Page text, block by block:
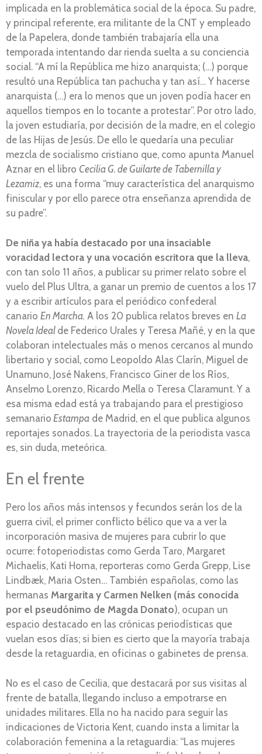
implicada en la problemática social de la época. Su padre,
y principal referente, era militante de la CNT y empleado
de la Papelera, donde también trabajaría ella una
temporada intentando dar rienda suelta a su conciencia
social. “A mí la República me hizo anarquista; (…) porque
resultó una República tan pachucha y tan así… Y hacerse
anarquista (…) era lo menos que un joven podía hacer en
aquellos tiempos en lo tocante a protestar”. Por otro lado,
la joven estudiaría, por decisión de la madre, en el colegio
de las Hijas de Jesús. De ello le quedaría una peculiar
mezcla de socialismo cristiano que, como apunta Manuel
Aznar en el libro Cecilia G. de Guilarte de Tabernilla y
Lezamiz, es una forma “muy característica del anarquismo
finiscular y por ello parece otra enseñanza aprendida de
su padre”.
De niña ya había destacado por una insaciable
voracidad lectora y una vocación escritora que la lleva,
con tan solo 11 años, a publicar su primer relato sobre el
vuelo del Plus Ultra, a ganar un premio de cuentos a los 17
y a escribir artículos para el periódico confederal
canario En Marcha. A los 20 publica relatos breves en La
Novela Ideal de Federico Urales y Teresa Mañé, y en la que
colaboran intelectuales más o menos cercanos al mundo
libertario y social, como Leopoldo Alas Clarín, Miguel de
Unamuno, José Nakens, Francisco Giner de los Ríos,
Anselmo Lorenzo, Ricardo Mella o Teresa Claramunt. Y a
esa misma edad está ya trabajando para el prestigioso
semanario Estampa de Madrid, en el que publica algunos
reportajes sonados. La trayectoria de la periodista vasca
es, sin duda, meteórica.
En el frente
Pero los años más intensos y fecundos serán los de la
guerra civil, el primer conflicto bélico que va a ver la
incorporación masiva de mujeres para cubrir lo que
ocurre: fotoperiodistas como Gerda Taro, Margaret
Michaelis, Kati Horna, reporteras como Gerda Grepp, Lise
Lindbæk, Maria Osten… También españolas, como las
hermanas Margarita y Carmen Nelken (más conocida
por el pseudónimo de Magda Donato), ocupan un
espacio destacado en las crónicas periodísticas que
vuelan esos días; si bien es cierto que la mayoría trabaja
desde la retaguardia, en oficinas o gabinetes de prensa.
No es el caso de Cecilia, que destacará por sus visitas al
frente de batalla, llegando incluso a empotrarse en
unidades militares. Ella no ha nacido para seguir las
indicaciones de Victoria Kent, cuando insta a limitar la
colaboración femenina a la retaguardia: “Las mujeres